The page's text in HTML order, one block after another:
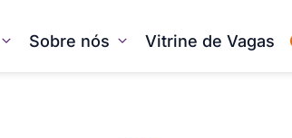
Sobre nós Vitrine de Vagas